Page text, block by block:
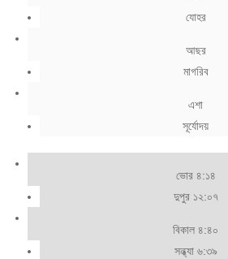
যোহর
আছর
মাগরিব
এশা
সূর্যোদয়
ভোর ৪:১৪
দুপুর ১২:০৭
বিকাল ৪:৪০
সন্ধ্যা ৬:৩৯